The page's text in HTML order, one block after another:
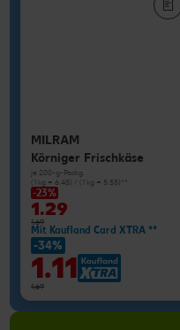
MILRAM
Körniger Frischkäse
je 200-g-Packg.
(1 kg = 6.45) / (1 kg = 5.55)**
-23%
1.29
1.69
Mit Kaufland Card XTRA **
-34%
1.11
1.69